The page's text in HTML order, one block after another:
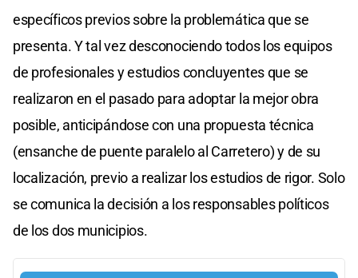
específicos previos sobre la problemática que se
presenta. Y tal vez desconociendo todos los equipos
de profesionales y estudios concluyentes que se
realizaron en el pasado para adoptar la mejor obra
posible, anticipándose con una propuesta técnica
(ensanche de puente paralelo al Carretero) y de su
localización, previo a realizar los estudios de rigor. Solo
se comunica la decisión a los responsables políticos
de los dos municipios.